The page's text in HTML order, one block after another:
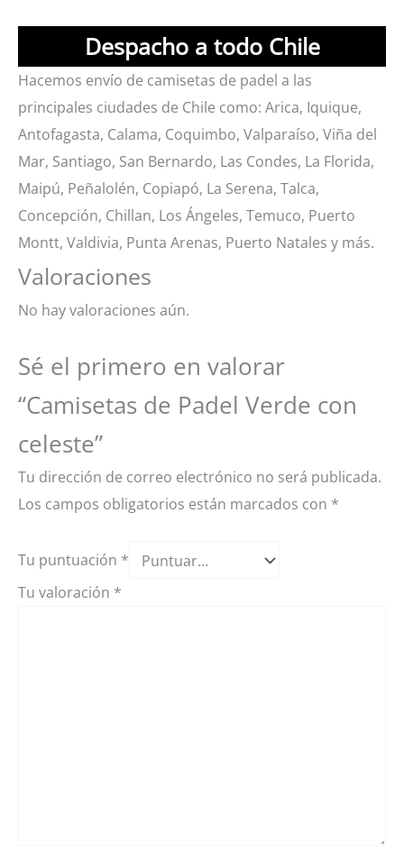
Despacho a todo Chile
Hacemos envío de camisetas de padel a las
principales ciudades de Chile como: Arica, Iquique,
Antofagasta, Calama, Coquimbo, Valparaíso, Viña del
Mar, Santiago, San Bernardo, Las Condes, La Florida,
Maipú, Peñalolén, Copiapó, La Serena, Talca,
Concepción, Chillan, Los Ángeles, Temuco, Puerto
Montt, Valdivia, Punta Arenas, Puerto Natales y más.
Valoraciones
No hay valoraciones aún.
Sé el primero en valorar
“Camisetas de Padel Verde con
celeste”
Tu dirección de correo electrónico no será publicada.
Los campos obligatorios están marcados con *
Tu puntuación *
Tu valoración *